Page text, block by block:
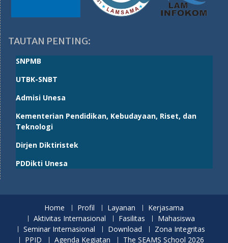
TAUTAN PENTING:
SNPMB
UTBK-SNBT
Admisi Unesa
Kementerian Pendidikan, Kebudayaan, Riset, dan
Teknologi
Dirjen Diktiristek
PDDikti Unesa
Home Profil Layanan
Kerjasama
Aktivitas Internasional
Fasilitas
Mahasiswa
Seminar Internasional
Download
Zona Integritas
PPID
Agenda Kegiatan The SEAMS School 2026